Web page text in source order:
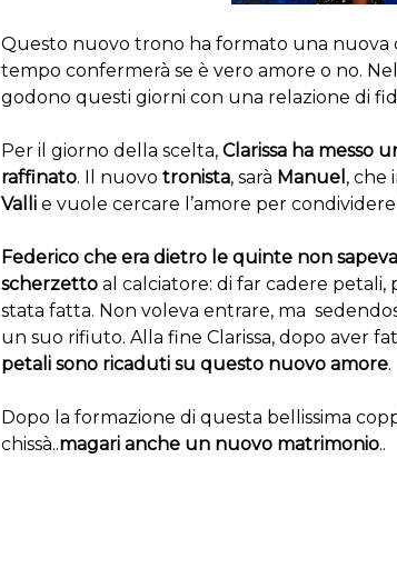
Questo nuovo trono ha formato una nuova
tempo confermerà se è vero amore o no.
godono questi giorni con una relazione di
Per il giorno della scelta, Clarissa ha messo
raffinato. Il nuovo tronista, sarà Manuel , che
Vallie vuole cercare l’amore per condividere
Federico che era dietro le quinte non
scherzettoal calciatore: di far cadere petali,
stata fatta. Non voleva entrare, ma
un suo rifiuto. Alla fine Clarissa, dopo aver
petali sono ricaduti su questo nuovo amore.
Dopo la formazione di questa bellissima
chissà..magari anche un nuovo matrimonio..